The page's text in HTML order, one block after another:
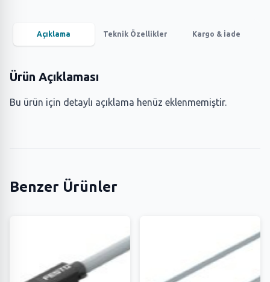
Açıklama Teknik Özellikler Kargo & İade
Ürün Açıklaması
Bu ürün için detaylı açıklama henüz eklenmemiştir.
Benzer Ürünler